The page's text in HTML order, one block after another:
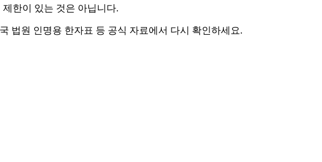
한이 있는 것은 아닙니다.
법원 인명용 한자표 등 공식 자료에서 다시 확인하세요.